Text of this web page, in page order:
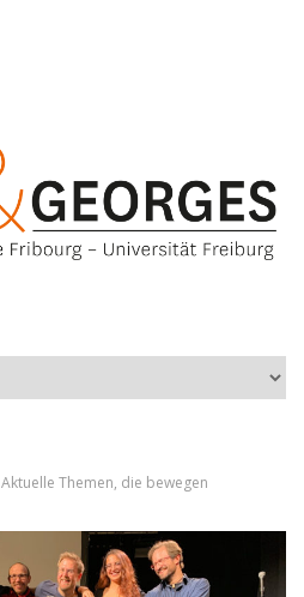
Aktuelle Themen, die bewegen